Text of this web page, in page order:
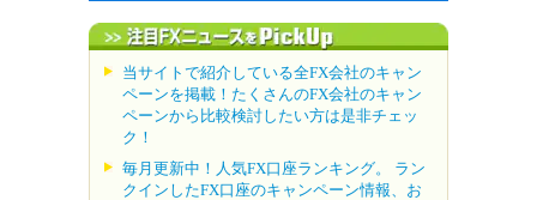
当サイトで紹介している全FX会社のキャン
ペーンを掲載！たくさんのFX会社のキャン
ペーンから比較検討したい方は是非チェッ
ク！
毎月更新中！人気FX口座ランキング。 ラン
クインしたFX口座のキャンペーン情報、お